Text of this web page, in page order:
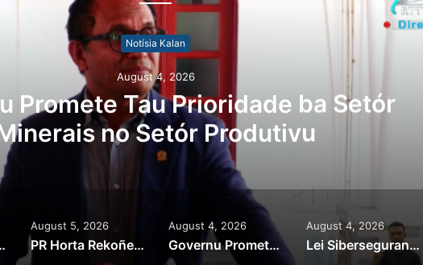
Notísia Kalan
August 4, 2026
Promete Tau Prioridade ba Setór
no Setór Produtivu
Sei Halo Rekursu
August 5, 2026
PR Horta Rekoñese Timoroan Sira Iha Diáspora Nia Kontribuisaun
August 4, 2026
Governu Promete Tau Prioridade ba Setór Minerais no Setór Produtivu
August 4, 2026
Lei Siberseguransa Ajuda Autoridade Polisiál Kaptura Autór Kriminozu ho Paradeiru Iha Estranjeiru